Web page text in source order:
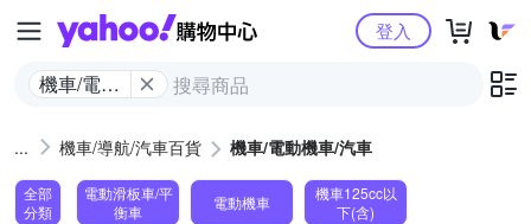
Yahoo購物中心
機車/電動
登入
機車/導航/汽車百貨 機車/電動機車/汽車
全部
分類
電動滑板車/平
衡車
電動機車
機車125cc以
下(含)